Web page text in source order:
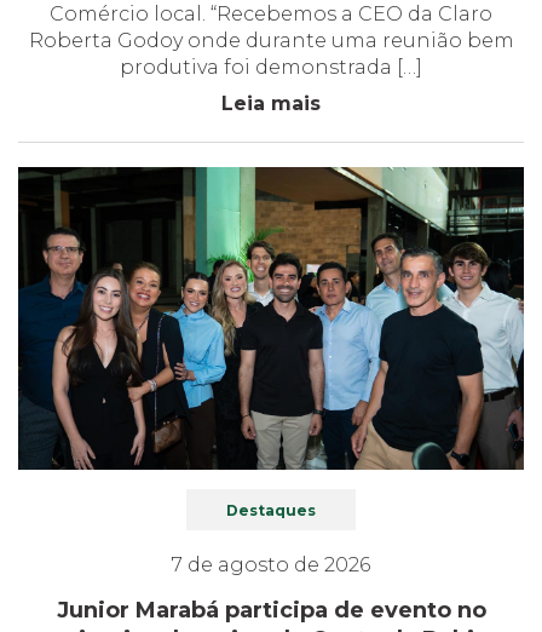
Comércio local. “Recebemos a CEO da Claro
Roberta Godoy onde durante uma reunião bem
produtiva foi demonstrada […]
Leia mais
Destaques
7 de agosto de 2026
Junior Marabá participa de evento no